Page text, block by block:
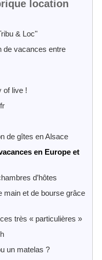
location
& Loc"
de vacances entre
of live !
de gîtes en Alsace
en Europe et
d’hôtes
main et de bourse grâce
très « particulières »
un matelas ?